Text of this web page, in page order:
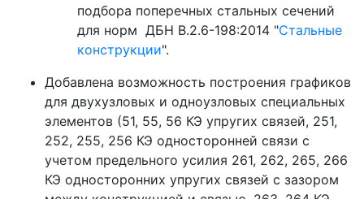
подбора поперечных стальных сечений
для норм ДБН В.2.6-198:2014 "Стальные
конструкции".
Добавлена возможность построения графиков
для двухузловых и одноузловых специальных
элементов (51, 55, 56 КЭ упругих связей, 251,
252, 255, 256 КЭ односторонней связи с
учетом предельного усилия 261, 262, 265, 266
КЭ односторонних упругих связей с зазором